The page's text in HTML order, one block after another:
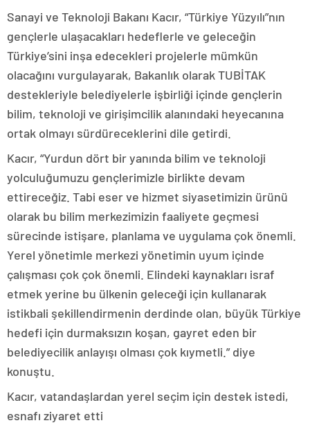
Sanayi ve Teknoloji Bakanı Kacır, “Türkiye Yüzyılı”nın
gençlerle ulaşacakları hedeflerle ve geleceğin
Türkiye’sini inşa edecekleri projelerle mümkün
olacağını vurgulayarak, Bakanlık olarak TUBİTAK
destekleriyle belediyelerle işbirliği içinde gençlerin
bilim, teknoloji ve girişimcilik alanındaki heyecanına
ortak olmayı sürdüreceklerini dile getirdi.
Kacır, “Yurdun dört bir yanında bilim ve teknoloji
yolculuğumuzu gençlerimizle birlikte devam
ettireceğiz. Tabi eser ve hizmet siyasetimizin ürünü
olarak bu bilim merkezimizin faaliyete geçmesi
sürecinde istişare, planlama ve uygulama çok önemli.
Yerel yönetimle merkezi yönetimin uyum içinde
çalışması çok çok önemli. Elindeki kaynakları israf
etmek yerine bu ülkenin geleceği için kullanarak
istikbali şekillendirmenin derdinde olan, büyük Türkiye
hedefi için durmaksızın koşan, gayret eden bir
belediyecilik anlayışı olması çok kıymetli.” diye
konuştu.
Kacır, vatandaşlardan yerel seçim için destek istedi,
esnafı ziyaret etti